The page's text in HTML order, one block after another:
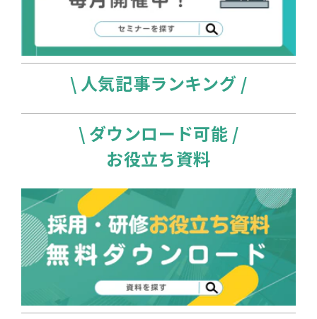
\ 人気記事ランキング /
\ ダウンロード可能 /
お役立ち資料